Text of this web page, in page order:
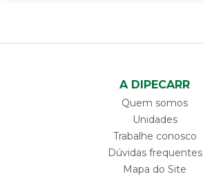
A DIPECARR
Quem somos
Unidades
Trabalhe conosco
Dúvidas frequentes
Mapa do Site